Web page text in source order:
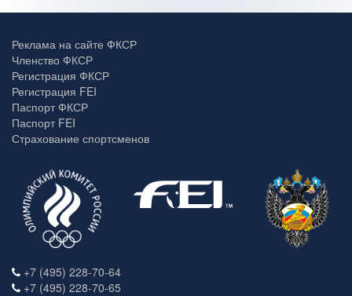
Реклама на сайте ФКСР
Членство ФКСР
Регистрация ФКСР
Регистрация FEI
Паспорт ФКСР
Паспорт FEI
Страхование спортсменов
+7 (495) 228-70-64
+7 (495) 228-70-65